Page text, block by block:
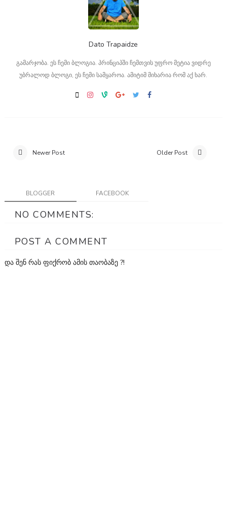
Dato Trapaidze
გამარჯობა. ეს ჩემი ბლოგია. პრინციპში ჩემთვის უფრო მეტია ვიდრე
უბრალოდ ბლოგი, ეს ჩემი სამყაროა. ამიტიმ მიხარია რომ აქ ხარ.
Newer Post Older Post
BLOGGER FACEBOOK
NO COMMENTS:
POST A COMMENT
და შენ რას ფიქრობ ამის თაობაზე ?!